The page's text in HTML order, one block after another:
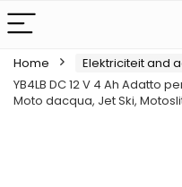
Home Elektriciteit and
YB4LB DC 12 V 4 Ah Adatto
Moto dacqua, Jet Ski,